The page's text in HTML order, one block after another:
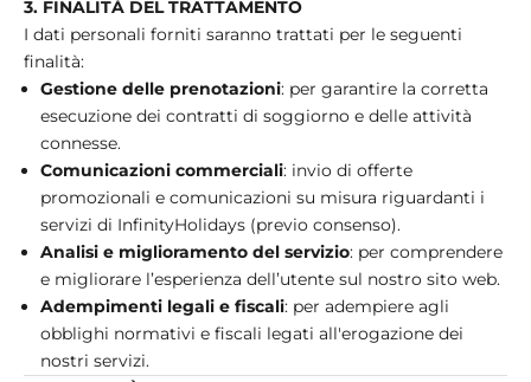
3. FINALITÀ DEL TRATTAMENTO
I dati personali forniti saranno trattati per le seguenti
finalità:
Gestione delle prenotazioni: per garantire la corretta
esecuzione dei contratti di soggiorno e delle attività
connesse.
Comunicazioni commerciali: invio di offerte
promozionali e comunicazioni su misura riguardanti i
servizi di InfinityHolidays (previo consenso).
Analisi e miglioramento del servizio: per comprendere
e migliorare l’esperienza dell’utente sul nostro sito web.
Adempimenti legali e fiscali: per adempiere agli
obblighi normativi e fiscali legati all'erogazione dei
nostri servizi.